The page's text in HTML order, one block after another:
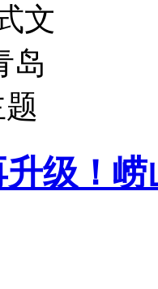
文
岛
级！